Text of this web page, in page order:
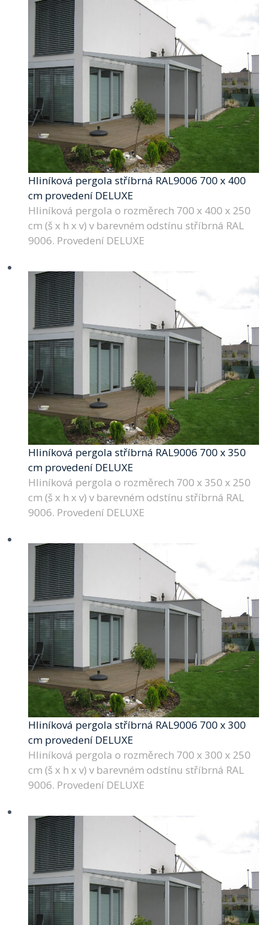
Hliníková pergola stříbrná RAL9006 700 x 400
cm provedení DELUXE
Hliníková pergola o rozměrech 700 x 400 x 250
cm (š x h x v) v barevném odstínu stříbrná RAL
9006. Provedení DELUXE
Hliníková pergola stříbrná RAL9006 700 x 350
cm provedení DELUXE
Hliníková pergola o rozměrech 700 x 350 x 250
cm (š x h x v) v barevném odstínu stříbrná RAL
9006. Provedení DELUXE
Hliníková pergola stříbrná RAL9006 700 x 300
cm provedení DELUXE
Hliníková pergola o rozměrech 700 x 300 x 250
cm (š x h x v) v barevném odstínu stříbrná RAL
9006. Provedení DELUXE